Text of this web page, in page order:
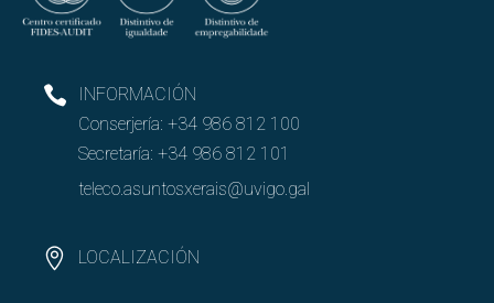
INFORMACIÓN
Conserjería: +34 986 812 100
Secretaría: +34 986 812 101
teleco.asuntosxerais@uvigo.gal
LOCALIZACIÓN